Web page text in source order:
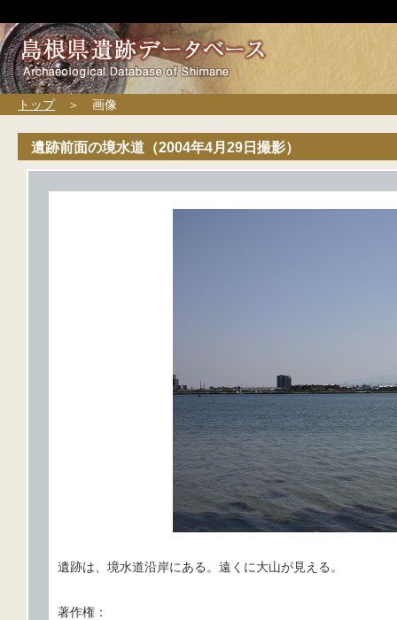
トップ＞ 画像
遺跡前面の境水道（2004年4月29日撮影）
遺跡は、境水道沿岸にある。遠くに大山が見える。
著作権：